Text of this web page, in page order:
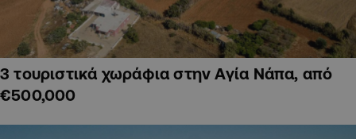
3 τουριστικά χωράφια στην Αγία Νάπα, από
€500,000